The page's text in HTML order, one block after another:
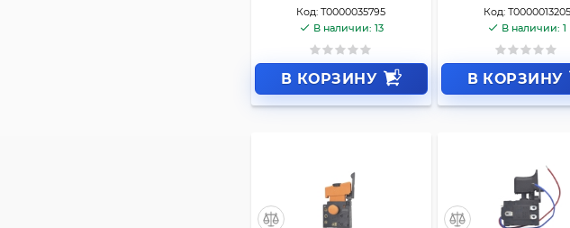
Код: Т0000035795
В наличии: 13
В КОРЗИНУ
Код: Т0000013205
В наличии: 1
В КОРЗИНУ